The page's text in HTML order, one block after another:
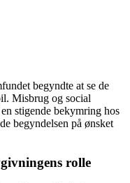
begyndte at se de
Misbrug og social
stigende bekymring hos
begyndelsen på ønsket
rolle